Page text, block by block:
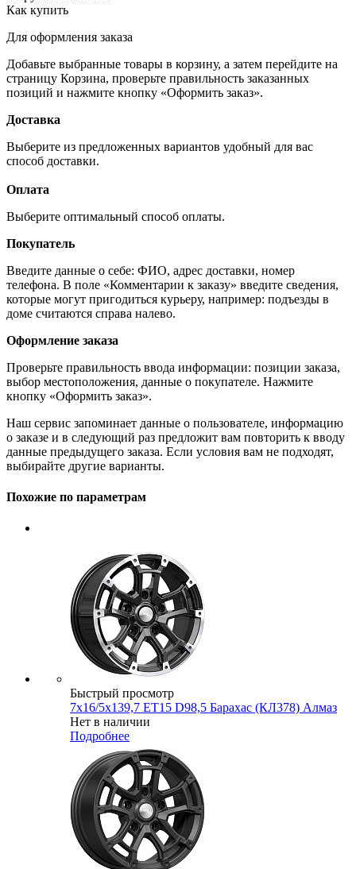
Как купить
Для оформления заказа
Добавьте выбранные товары в корзину, а затем перейдите на
страницу Корзина, проверьте правильность заказанных
позиций и нажмите кнопку «Оформить заказ».
Доставка
Выберите из предложенных вариантов удобный для вас
способ доставки.
Оплата
Выберите оптимальный способ оплаты.
Покупатель
Введите данные о себе: ФИО, адрес доставки, номер
телефона. В поле «Комментарии к заказу» введите сведения,
которые могут пригодиться курьеру, например: подъезды в
доме считаются справа налево.
Оформление заказа
Проверьте правильность ввода информации: позиции заказа,
выбор местоположения, данные о покупателе. Нажмите
кнопку «Оформить заказ».
Наш сервис запоминает данные о пользователе, информацию
о заказе и в следующий раз предложит вам повторить к вводу
данные предыдущего заказа. Если условия вам не подходят,
выбирайте другие варианты.
Похожие по параметрам
Быстрый просмотр
7x16/5x139,7 ET15 D98,5 Барахас (КЛ378) Алмаз
Нет в наличии
Подробнее